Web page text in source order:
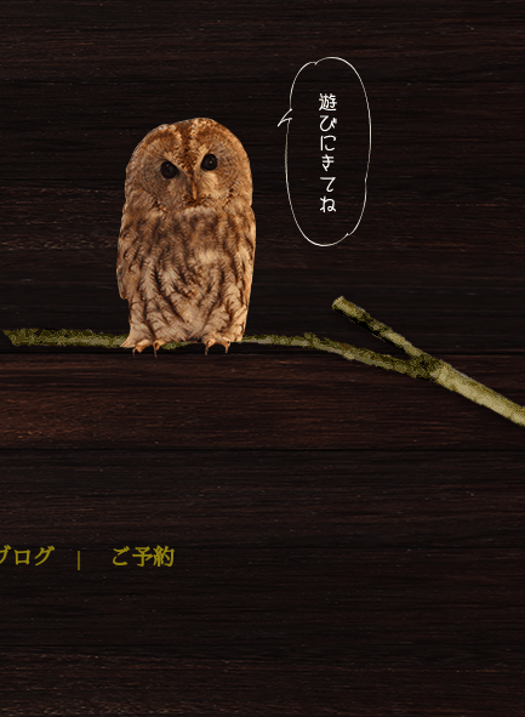
8月(2)
7月(1)
5月
4月 (3)
1月
10月(2)
9月(1)
8月
(1)
6月(2)
5月(1)
(1)
3月(2)
2月(1)
ログ | ご予約